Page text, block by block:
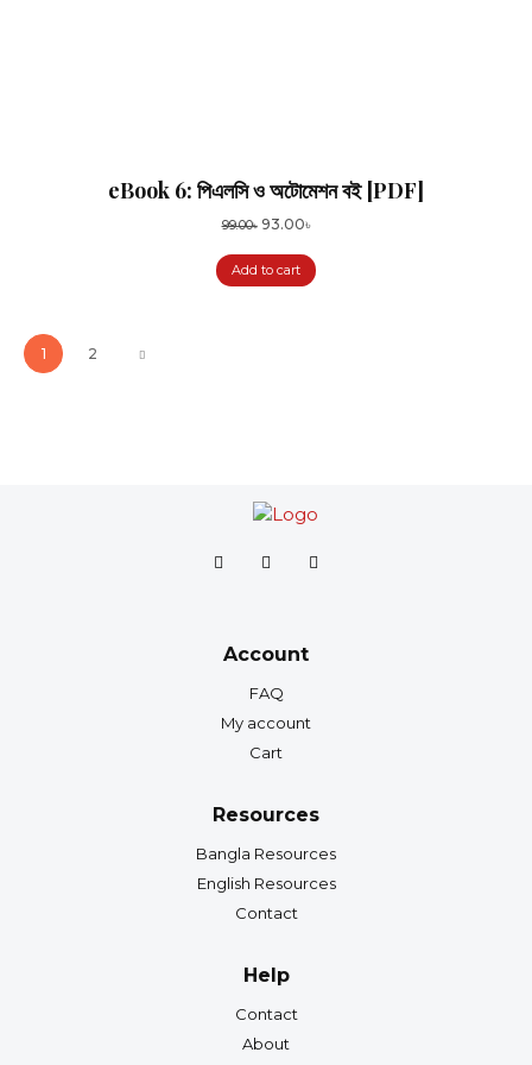
eBook 6: পিএলসি ও অটোমেশন বই [PDF]
99.00৳ Original
was:
93.00৳Current
is:
Add to cart
1 2
Account
FAQ
My account
Cart
Resources
Bangla Resources
English Resources
Contact
Help
Contact
About